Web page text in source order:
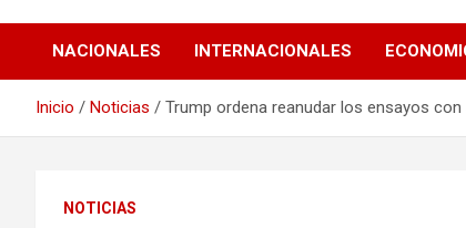
NACIONALES INTERNACIONALES
Inicio Noticias Trump ordena reanudar los ensayos
NOTICIAS